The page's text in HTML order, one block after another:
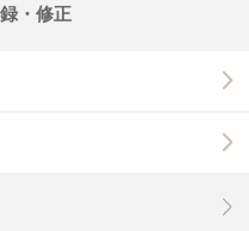
・修正